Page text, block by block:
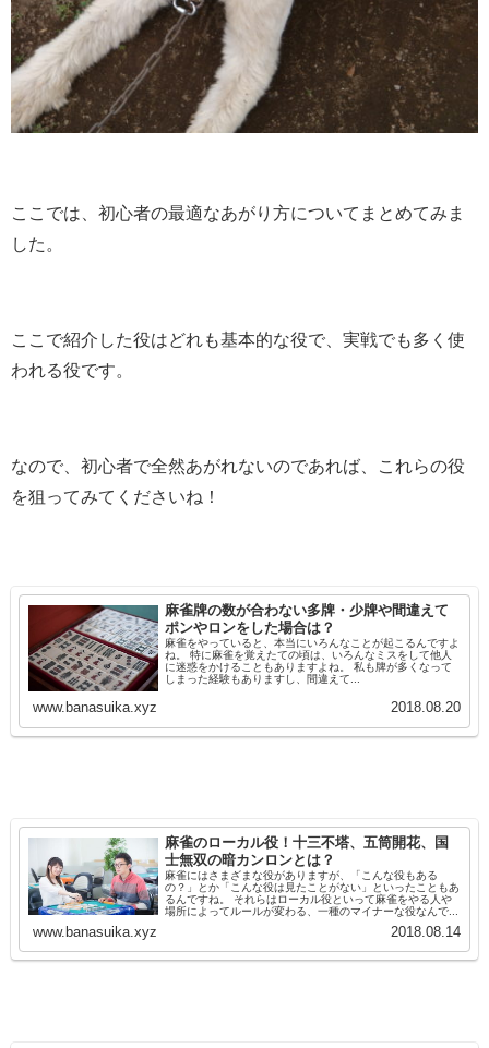
ここでは、初心者の最適なあがり方についてまとめてみま
した。
ここで紹介した役はどれも基本的な役で、実戦でも多く使
われる役です。
なので、初心者で全然あがれないのであれば、これらの役
を狙ってみてくださいね！
麻雀牌の数が合わない多牌・少牌や間違えて
ポンやロンをした場合は？
麻雀をやっていると、本当にいろんなことが起こるんですよ
ね。 特に麻雀を覚えたての頃は、いろんなミスをして他人
に迷惑をかけることもありますよね。 私も牌が多くなって
しまった経験もありますし、間違えて...
www.banasuika.xyz 2018.08.20
麻雀のローカル役！十三不塔、五筒開花、国
士無双の暗カンロンとは？
麻雀にはさまざまな役がありますが、「こんな役もある
の？」とか「こんな役は見たことがない」といったこともあ
るんですね。 それらはローカル役といって麻雀をやる人や
場所によってルールが変わる、一種のマイナーな役なんで...
www.banasuika.xyz 2018.08.14